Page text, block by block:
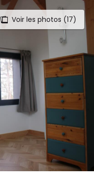
Voir les photos (17)